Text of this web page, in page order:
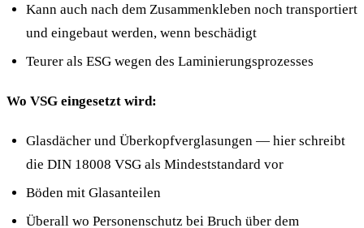
Kann auch nach dem Zusammenkleben noch transportiert
und eingebaut werden, wenn beschädigt
Teurer als ESG wegen des Laminierungsprozesses
Wo VSG eingesetzt wird:
Glasdächer und Überkopfverglasungen — hier schreibt
die DIN 18008 VSG als Mindeststandard vor
Böden mit Glasanteilen
Überall wo Personenschutz bei Bruch über dem